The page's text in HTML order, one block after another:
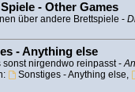
- Other Games
über andere Brettspiele -
- Anything else
sonst nirgendwo reinpasst -
Sonstiges - Anything else,